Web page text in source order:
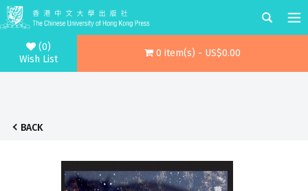
(0)
Wish List
0 item(s) - US$0.00
BACK